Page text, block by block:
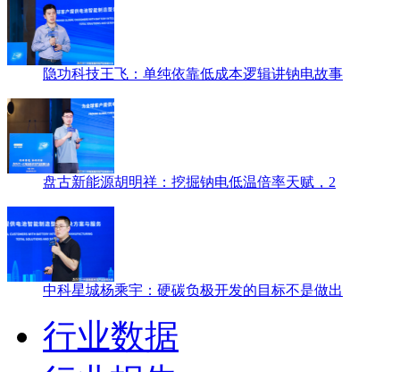
隐功科技王飞：单纯依靠低成本逻辑讲钠电故事
盘古新能源胡明祥：挖掘钠电低温倍率天赋，2
中科星城杨乘宇：硬碳负极开发的目标不是做出
行业数据